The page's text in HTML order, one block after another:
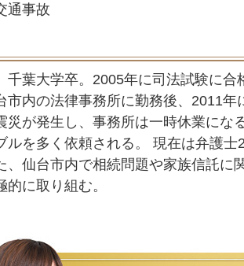
通事故
千葉大学卒。2005年に司法試験に
市内の法律事務所に勤務後、2011
災が発生し、事務所は一時休業に
ルを多く依頼される。 現在は弁護
、仙台市内で相続問題や家族信託に
に取り組む。